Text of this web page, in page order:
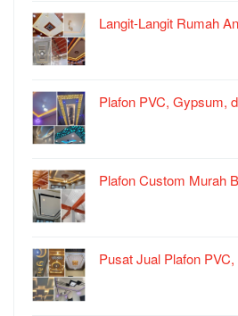
Langit-Langit Rumah
Plafon PVC, Gypsum,
Plafon Custom Murah
Pusat Jual Plafon